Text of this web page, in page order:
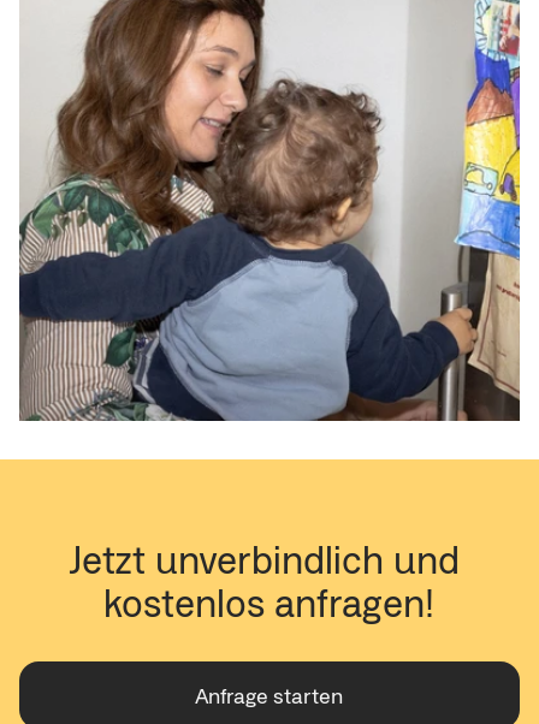
Jetzt unverbindlich und
kostenlos anfragen!
Anfrage starten